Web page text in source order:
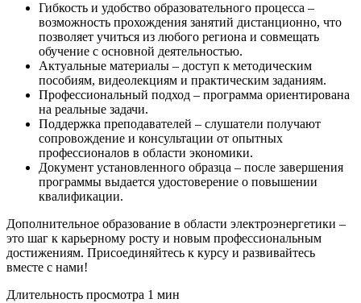
Гибкость и удобство образовательного процесса –
возможность прохождения занятий дистанционно, что
позволяет учиться из любого региона и совмещать
обучение с основной деятельностью.
Актуальные материалы – доступ к методическим
пособиям, видеолекциям и практическим заданиям.
Профессиональный подход – программа ориентирована
на реальные задачи.
Поддержка преподавателей – слушатели получают
сопровождение и консультации от опытных
профессионалов в области экономики.
Документ установленного образца – после завершения
программы выдается удостоверение о повышении
квалификации.
Дополнительное образование в области электроэнергетики –
это шаг к карьерному росту и новым профессиональным
достижениям. Присоединяйтесь к курсу и развивайтесь
вместе с нами!
Длительность просмотра 1 мин